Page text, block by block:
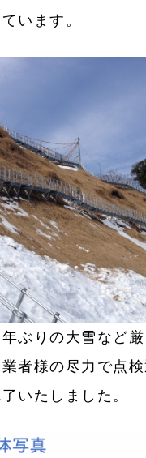
います。
ぶりの大雪など
者様の尽力で点
いたしました。